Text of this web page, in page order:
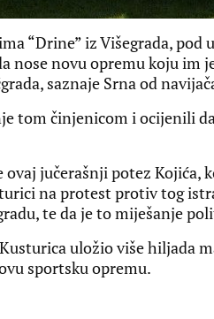
“Drine” iz Višegrada,
nose novu opremu koju im
saznaje Srna od
tom činjenicom i ocijenili
ovaj jučerašnji potez Kojića,
na protest protiv tog
te da je to miješanje
uložio više hiljada
sportsku opremu.